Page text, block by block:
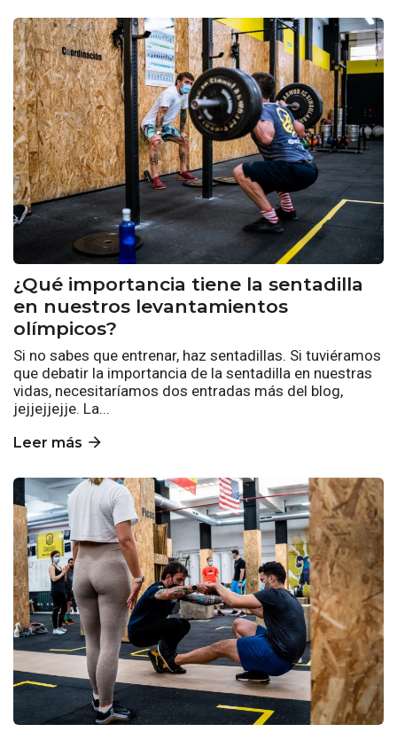
¿Qué importancia tiene la sentadilla
en nuestros levantamientos
olímpicos?
Si no sabes que entrenar, haz sentadillas. Si tuviéramos
que debatir la importancia de la sentadilla en nuestras
vidas, necesitaríamos dos entradas más del blog,
jejjejjejje. La...
Leer más arrow_forward